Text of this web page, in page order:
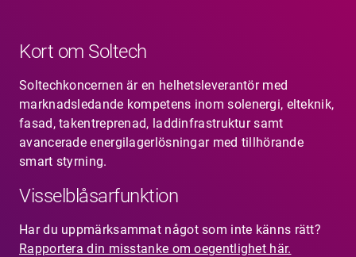
Kort om Soltech
Soltechkoncernen är en helhetsleverantör med
marknadsledande kompetens inom solenergi, elteknik,
fasad, takentreprenad, laddinfrastruktur samt
avancerade energilagerlösningar med tillhörande
smart styrning.
Visselblåsarfunktion
Har du uppmärksammat något som inte känns rätt?
Rapportera din misstanke om oegentlighet här.